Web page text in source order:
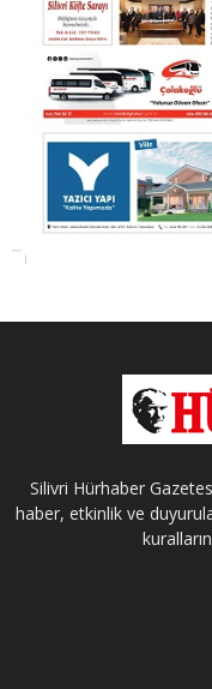
Silivri Hürhaber
haber, etkinlik ve